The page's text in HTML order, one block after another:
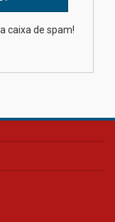
parcerias
caixa de spam!